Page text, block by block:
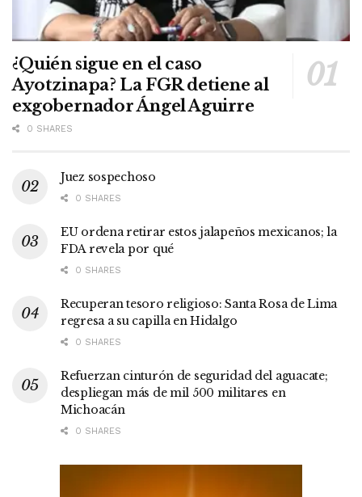
¿Quién sigue en el caso
Ayotzinapa? La FGR detiene al
exgobernador Ángel Aguirre
0 SHARES
Juez sospechoso
0 SHARES
EU ordena retirar estos jalapeños mexicanos; la
FDA revela por qué
0 SHARES
Recuperan tesoro religioso: Santa Rosa de Lima
regresa a su capilla en Hidalgo
0 SHARES
Refuerzan cinturón de seguridad del aguacate;
despliegan más de mil 500 militares en
Michoacán
0 SHARES